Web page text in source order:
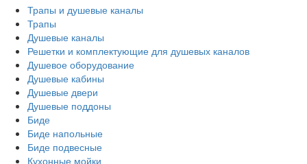
Трапы и душевые каналы
Трапы
Душевые каналы
Решетки и комплектующие для душевых каналов
Душевое оборудование
Душевые кабины
Душевые двери
Душевые поддоны
Биде
Биде напольные
Биде подвесные
Кухонные мойки